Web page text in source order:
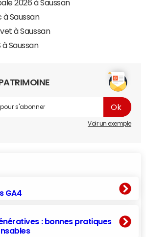
2026 à Saussan
à Saussan
à Saussan
à Saussan
Voir un exemple
GA4
: bonnes pratiques